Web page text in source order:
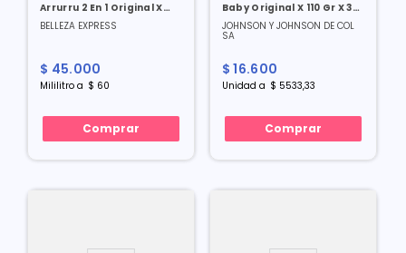
Arrurru 2 En 1 Original X
750 Ml
BELLEZA EXPRESS
$ 45.000
Mililitro a $ 60
Comprar
Baby Original X 110 Gr X 3
Und
JOHNSON Y JOHNSON DE COL
SA
$ 16.600
Unidad a $ 5533,33
Comprar